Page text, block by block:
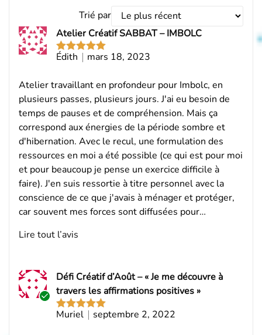
Trié parTrier
avis
par
Note5
sur
Atelier Créatif SABBAT – IMBOLC
Édith
mars 18, 2023
Atelier travaillant en profondeur pour Imbolc, en
plusieurs passes, plusieurs jours. J'ai eu besoin de
temps de pauses et de compréhension. Mais ça
correspond aux énergies de la période sombre et
d'hibernation. Avec le recul, une formulation des
ressources en moi a été possible (ce qui est pour moi
et pour beaucoup je pense un exercice difficile à
faire). J'en suis ressortie à titre personnel avec la
conscience de ce que j'avais à ménager et protéger,
car souvent mes forces sont diffusées pour…
Lire tout l’avis
Acheteur
vérifiéNote5sur
Défi Créatif d’Août – « Je me découvre à
travers les affirmations positives »
Muriel
septembre 2, 2022